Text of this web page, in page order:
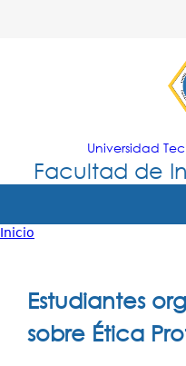
Jump
Universidad
Facultad de
Tropical
Principal
está
Inicio
Estudiantes
sobre Ética